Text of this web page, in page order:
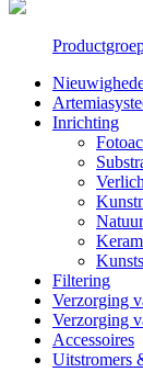
Inrichting
Filtering
Verzorging
Verzorging
Accessoires
Uitstromers